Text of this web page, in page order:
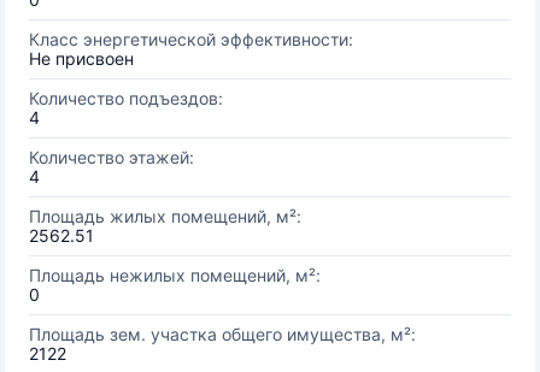
Класс энергетической эффективности:
Не присвоен
Количество подъездов:
4
Количество этажей:
4
Площадь жилых помещений, м²:
2562.51
Площадь нежилых помещений, м²:
0
Площадь зем. участка общего имущества, м²:
2122